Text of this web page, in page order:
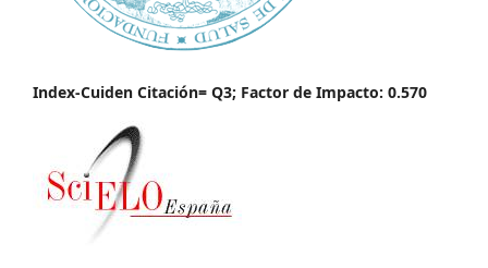
Index-Cuiden Citación= Q3; Factor de Impacto: 0.570